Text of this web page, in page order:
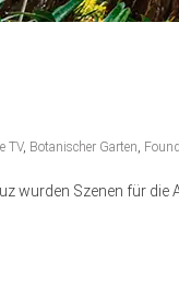
TV, Botanischer Garten
wurden Szenen für die